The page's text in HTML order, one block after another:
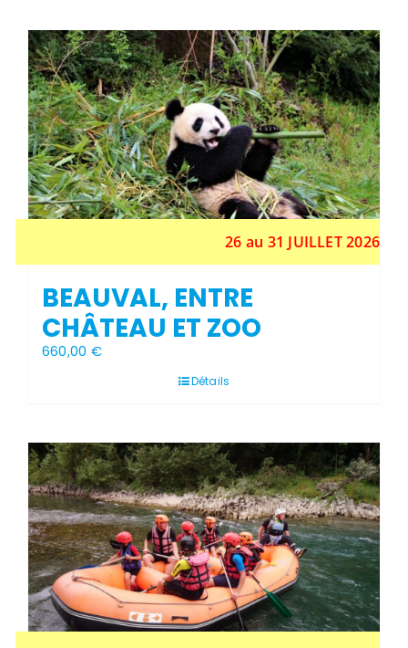
variations.
Les
options
peuvent
être
choisies
sur
la
page
du
produit
26 au 31 JUILLET 2026
BEAUVAL, ENTRE
CHÂTEAU ET ZOO
660,00 €
Détails